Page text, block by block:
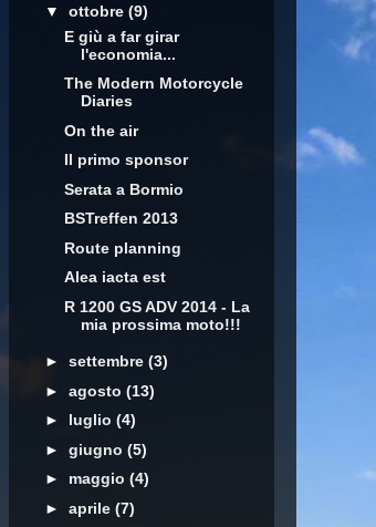
▼ ottobre (9)
E giù a far girar
l'economia...
The Modern Motorcycle
Diaries
On the air
Il primo sponsor
Serata a Bormio
BSTreffen 2013
Route planning
Alea iacta est
R 1200 GS ADV 2014 - La
mia prossima moto!!!
► settembre (3)
► agosto (13)
► luglio (4)
► giugno (5)
► maggio (4)
► aprile (7)